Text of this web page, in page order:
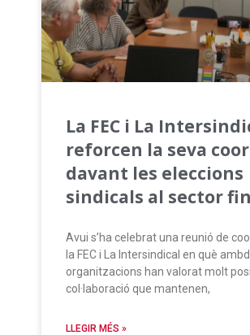
La FEC i La
reforcen la seva
davant les eleccions
sindicals al sector
Avui s’ha celebrat una reunió de
la FEC i La Intersindical en què
organitzacions han valorat molt
col·laboració que mantenen,
LLEGIR MÉS »